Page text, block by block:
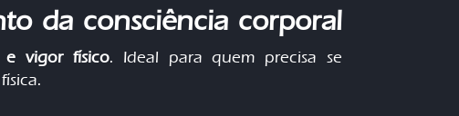
da consciência corporal
e vigor físico. Ideal para quem precisa se